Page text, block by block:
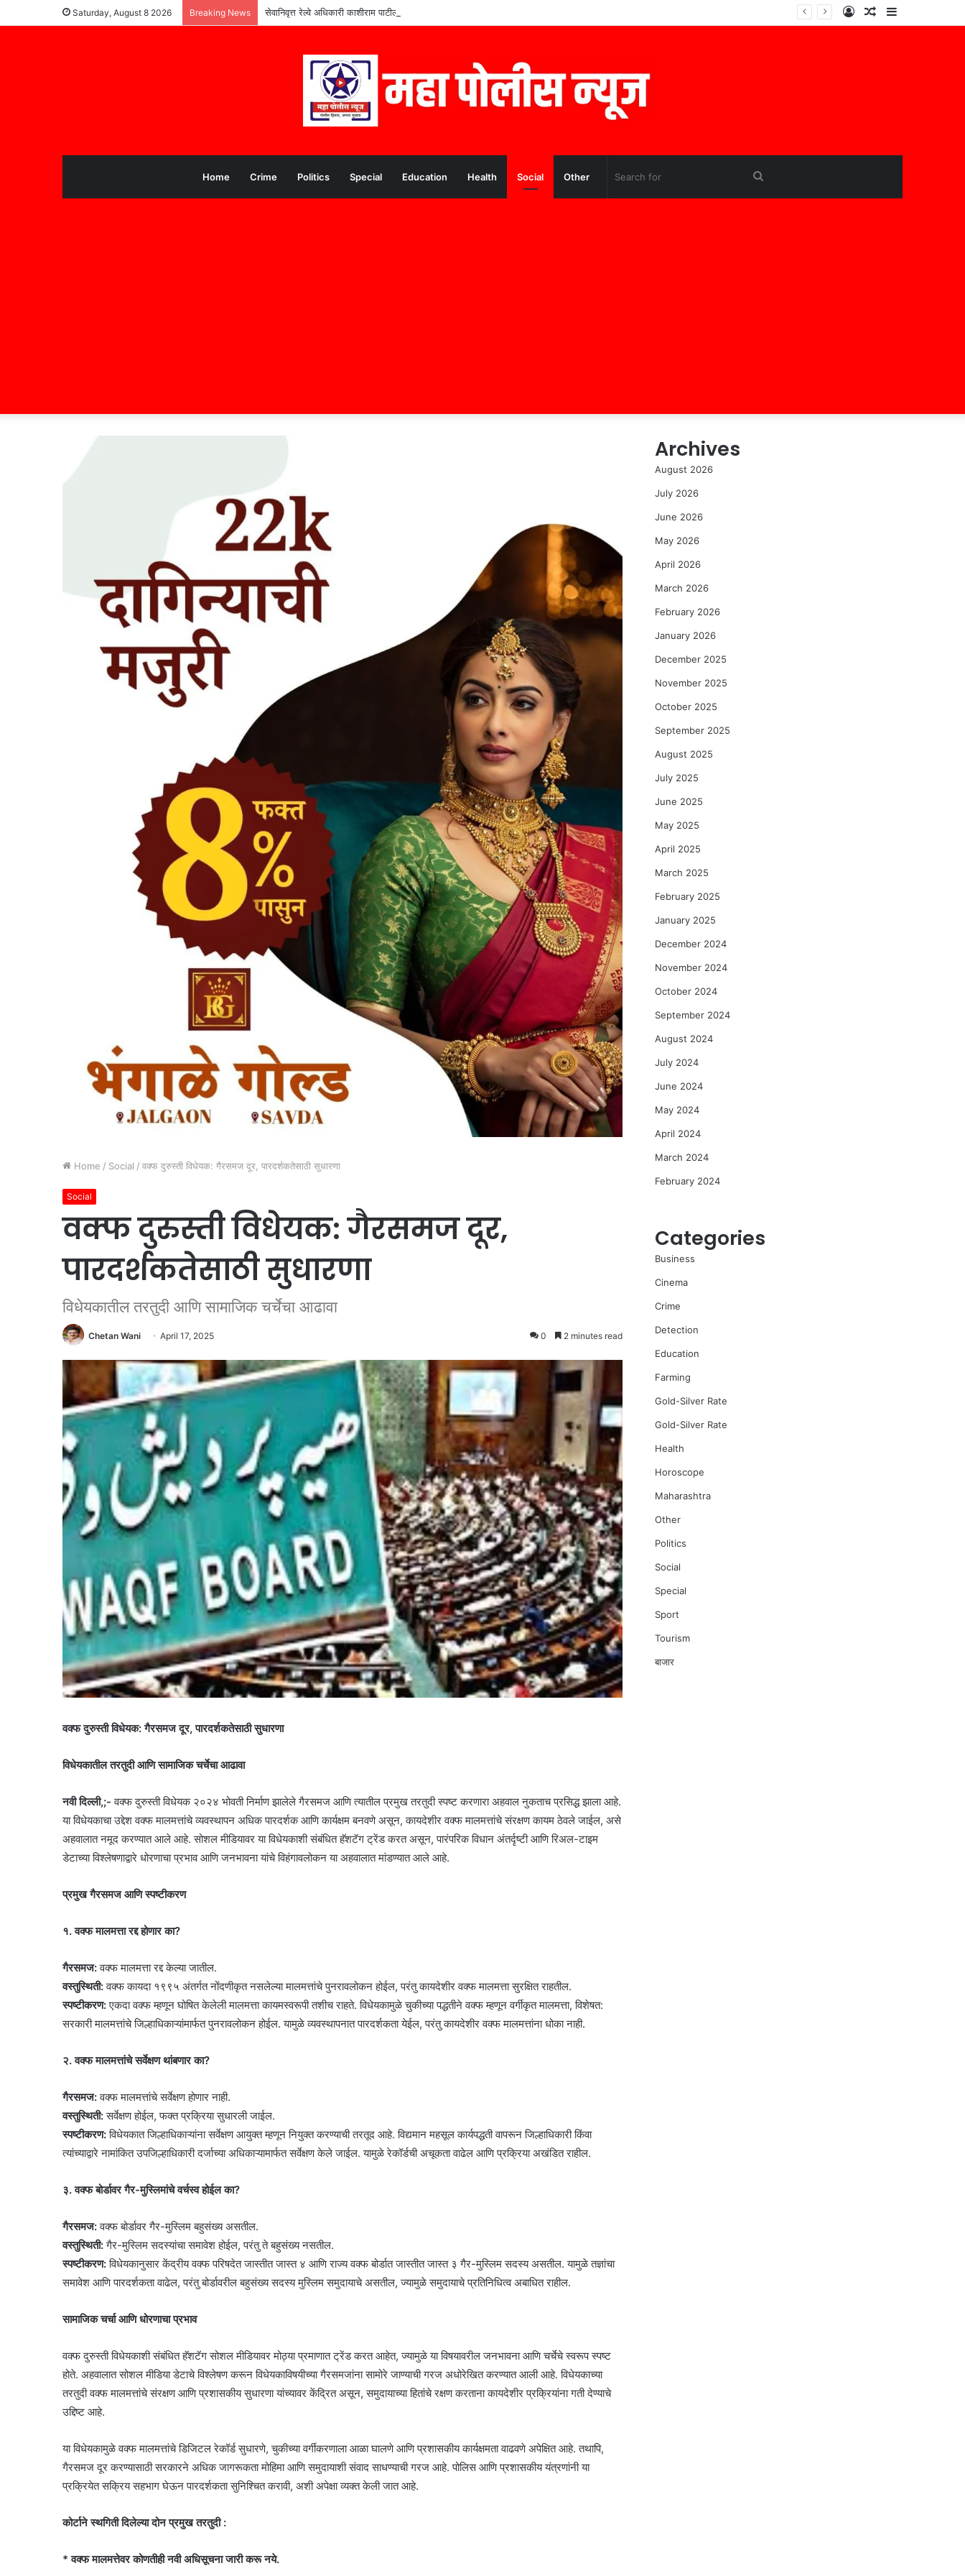
Saturday, August 8 2026 Breaking News सेवानिवृत्त रेल्वे अधिकारी काशीराम पाटील (के.डी.पाटील) यांचे निधन Sidebar
Random
Log
Home Crime Politics Special Education Health Social Other
Home / Social / वक्फ दुरुस्ती विधेयक: गैरसमज दूर, पारदर्शकतेसाठी सुधारणा
Social
वक्फ दुरुस्ती विधेयक: गैरसमज दूर,
पारदर्शकतेसाठी सुधारणा
विधेयकातील तरतुदी आणि सामाजिक चर्चेचा आढावा
Chetan Wani April 17, 2025 0 2 minutes read
वक्फ दुरुस्ती विधेयक: गैरसमज दूर, पारदर्शकतेसाठी सुधारणा
विधेयकातील तरतुदी आणि सामाजिक चर्चेचा आढावा
नवी दिल्ली,;- वक्फ दुरुस्ती विधेयक २०२४ भोवती निर्माण झालेले गैरसमज आणि त्यातील प्रमुख तरतुदी स्पष्ट करणारा अहवाल नुकताच प्रसिद्ध झाला आहे.
या विधेयकाचा उद्देश वक्फ मालमत्तांचे व्यवस्थापन अधिक पारदर्शक आणि कार्यक्षम बनवणे असून, कायदेशीर वक्फ मालमत्तांचे संरक्षण कायम ठेवले जाईल, असे
अहवालात नमूद करण्यात आले आहे. सोशल मीडियावर या विधेयकाशी संबंधित हॅशटॅग ट्रेंड करत असून, पारंपरिक विधान अंतर्दृष्टी आणि रिअल-टाइम
डेटाच्या विश्लेषणाद्वारे धोरणाचा प्रभाव आणि जनभावना यांचे विहंगावलोकन या अहवालात मांडण्यात आले आहे.
प्रमुख गैरसमज आणि स्पष्टीकरण
१. वक्फ मालमत्ता रद्द होणार का?
गैरसमज:वक्फ मालमत्ता रद्द केल्या जातील.
वस्तुस्थिती:वक्फ कायदा १९९५ अंतर्गत नोंदणीकृत नसलेल्या मालमत्तांचे पुनरावलोकन होईल, परंतु कायदेशीर वक्फ मालमत्ता सुरक्षित राहतील.
स्पष्टीकरण:एकदा वक्फ म्हणून घोषित केलेली मालमत्ता कायमस्वरूपी तशीच राहते. विधेयकामुळे चुकीच्या पद्धतीने वक्फ म्हणून वर्गीकृत मालमत्ता, विशेषत:
सरकारी मालमत्तांचे जिल्हाधिकाऱ्यांमार्फत पुनरावलोकन होईल. यामुळे व्यवस्थापनात पारदर्शकता येईल, परंतु कायदेशीर वक्फ मालमत्तांना धोका नाही.
२. वक्फ मालमत्तांचे सर्वेक्षण थांबणार का?
गैरसमज:वक्फ मालमत्तांचे सर्वेक्षण होणार नाही.
वस्तुस्थिती:सर्वेक्षण होईल, फक्त प्रक्रिया सुधारली जाईल.
स्पष्टीकरण:विधेयकात जिल्हाधिकाऱ्यांना सर्वेक्षण आयुक्त म्हणून नियुक्त करण्याची तरतूद आहे. विद्यमान महसूल कार्यपद्धती वापरून जिल्हाधिकारी किंवा
त्यांच्याद्वारे नामांकित उपजिल्हाधिकारी दर्जाच्या अधिकाऱ्यामार्फत सर्वेक्षण केले जाईल. यामुळे रेकॉर्डची अचूकता वाढेल आणि प्रक्रिया अखंडित राहील.
३. वक्फ बोर्डावर गैर-मुस्लिमांचे वर्चस्व होईल का?
गैरसमज:वक्फ बोर्डावर गैर-मुस्लिम बहुसंख्य असतील.
वस्तुस्थिती:गैर-मुस्लिम सदस्यांचा समावेश होईल, परंतु ते बहुसंख्य नसतील.
स्पष्टीकरण:विधेयकानुसार केंद्रीय वक्फ परिषदेत जास्तीत जास्त ४ आणि राज्य वक्फ बोर्डात जास्तीत जास्त ३ गैर-मुस्लिम सदस्य असतील. यामुळे तज्ञांचा
समावेश आणि पारदर्शकता वाढेल, परंतु बोर्डावरील बहुसंख्य सदस्य मुस्लिम समुदायाचे असतील, ज्यामुळे समुदायाचे प्रतिनिधित्व अबाधित राहील.
सामाजिक चर्चा आणि धोरणाचा प्रभाव
वक्फ दुरुस्ती विधेयकाशी संबंधित हॅशटॅग सोशल मीडियावर मोठ्या प्रमाणात ट्रेंड करत आहेत, ज्यामुळे या विषयावरील जनभावना आणि चर्चेचे स्वरूप स्पष्ट
होते. अहवालात सोशल मीडिया डेटाचे विश्लेषण करून विधेयकाविषयीच्या गैरसमजांना सामोरे जाण्याची गरज अधोरेखित करण्यात आली आहे. विधेयकाच्या
तरतुदी वक्फ मालमत्तांचे संरक्षण आणि प्रशासकीय सुधारणा यांच्यावर केंद्रित असून, समुदायाच्या हितांचे रक्षण करताना कायदेशीर प्रक्रियांना गती देण्याचे
उद्दिष्ट आहे.
या विधेयकामुळे वक्फ मालमत्तांचे डिजिटल रेकॉर्ड सुधारणे, चुकीच्या वर्गीकरणाला आळा घालणे आणि प्रशासकीय कार्यक्षमता वाढवणे अपेक्षित आहे. तथापि,
गैरसमज दूर करण्यासाठी सरकारने अधिक जागरूकता मोहिमा आणि समुदायाशी संवाद साधण्याची गरज आहे. पोलिस आणि प्रशासकीय यंत्रणांनी या
प्रक्रियेत सक्रिय सहभाग घेऊन पारदर्शकता सुनिश्चित करावी, अशी अपेक्षा व्यक्त केली जात आहे.
कोर्टाने स्थगिती दिलेल्या दोन प्रमुख तरतुदी :
* वक्फ मालमत्तेवर कोणतीही नवी अधिसूचना जारी करू नये.
Archives
August 2026
July 2026
June 2026
May 2026
April 2026
March 2026
February 2026
January 2026
December 2025
November 2025
October 2025
September 2025
August 2025
July 2025
June 2025
May 2025
April 2025
March 2025
February 2025
January 2025
December 2024
November 2024
October 2024
September 2024
August 2024
July 2024
June 2024
May 2024
April 2024
March 2024
February 2024
Categories
Business
Cinema
Crime
Detection
Education
Farming
Gold-Silver Rate
Gold-Silver Rate
Health
Horoscope
Maharashtra
Other
Politics
Social
Special
Sport
Tourism
बाजार